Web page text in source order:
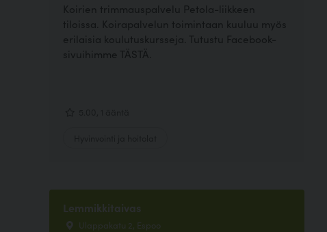
Koirien trimmauspalvelu Petola-liikkeen
tiloissa. Koirapalvelun toimintaan kuuluu myös
erilaisia koulutuskursseja. Tutustu Facebook-
sivuihimme TÄSTÄ.
Lemmikkitaivas
Ulappakatu 2, Espoo